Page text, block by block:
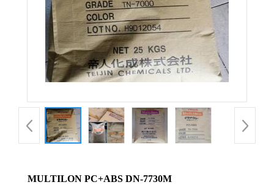
MULTILON PC+ABS DN-7730M